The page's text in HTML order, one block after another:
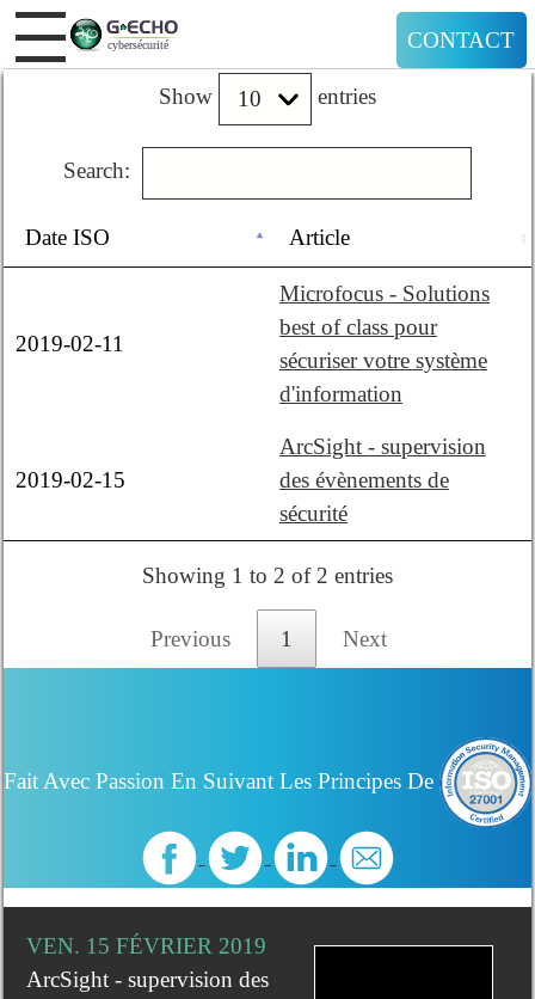
CONTACT
Show entries
Search:
Date ISO Article
2019-02-11
Microfocus - Solutions
best of class pour
sécuriser votre système
d'information
2019-02-15
ArcSight - supervision
des évènements de
sécurité
Showing 1 to 2 of 2 entries
Previous 1 Next
Fait Avec Passion En Suivant Les Principes De
VEN. 15 FÉVRIER 2019
ArcSight - supervision des